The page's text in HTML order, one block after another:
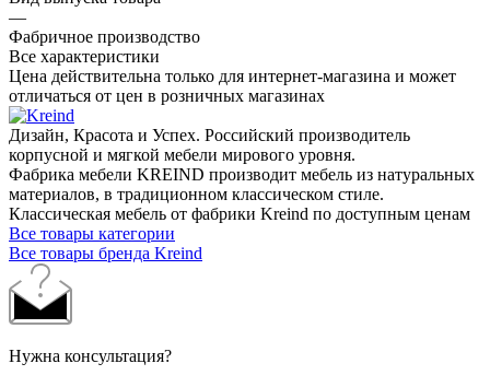
—
Фабричное производство
Все характеристики
Цена действительна только для интернет-магазина и может
отличаться от цен в розничных магазинах
Дизайн, Красота и Успех. Российский производитель
корпусной и мягкой мебели мирового уровня.
Фабрика мебели KREIND производит мебель из натуральных
материалов, в традиционном классическом стиле.
Классическая мебель от фабрики Kreind по доступным ценам
Все товары категории
Все товары бренда Kreind
Нужна консультация?